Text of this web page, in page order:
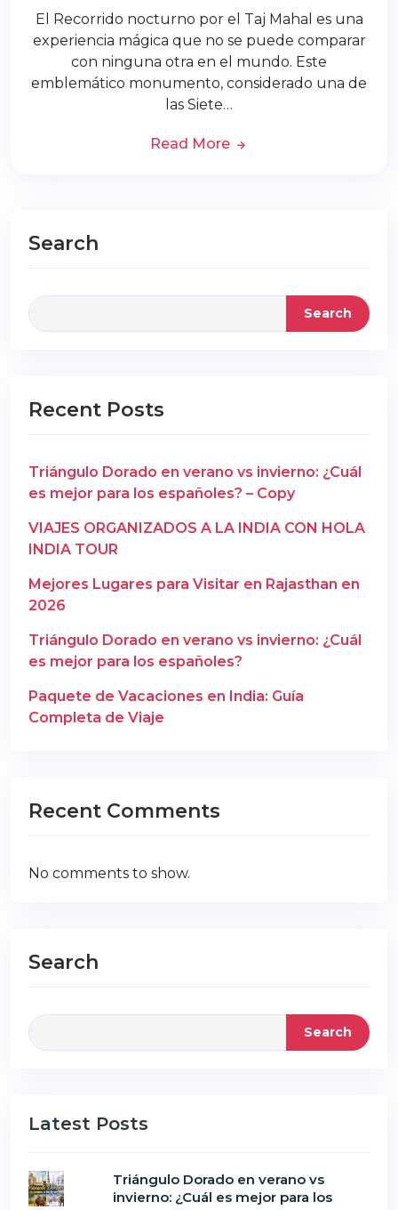
El Recorrido nocturno por el Taj Mahal es una
experiencia mágica que no se puede comparar
con ninguna otra en el mundo. Este
emblemático monumento, considerado una de
las Siete…
Read More
Search
Search
Recent Posts
Triángulo Dorado en verano vs invierno: ¿Cuál
es mejor para los españoles? – Copy
VIAJES ORGANIZADOS A LA INDIA CON HOLA
INDIA TOUR
Mejores Lugares para Visitar en Rajasthan en
2026
Triángulo Dorado en verano vs invierno: ¿Cuál
es mejor para los españoles?
Paquete de Vacaciones en India: Guía
Completa de Viaje
Recent Comments
No comments to show.
Search
Search
Latest Posts
Triángulo Dorado en verano vs
invierno: ¿Cuál es mejor para los